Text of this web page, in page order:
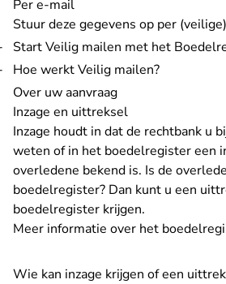
Per e-mail
Stuurdeze gegevens op per
StartVeilig mailen met het
Hoe werkt Veilig mailen?
Over uw aanvraag
Inzage en uittreksel
Inzage houdt in dat de rechtbank u
weten of in het boedelregister een
overledene bekend is. Is de
boedelregister? Dan kunt u een
boedelregister krijgen.
Meer informatie over het
Wie kan inzage krijgen of een